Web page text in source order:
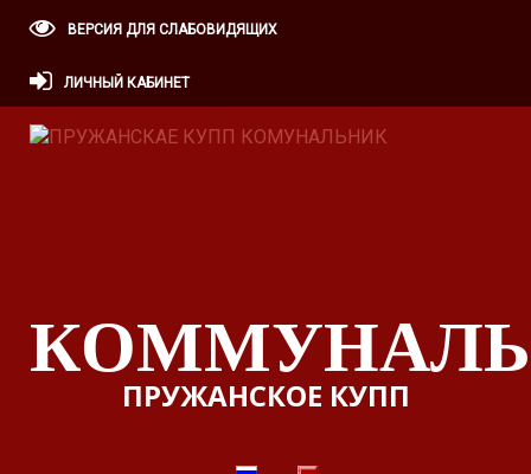
ВЕРСИЯ ДЛЯ СЛАБОВИДЯЩИХ
ЛИЧНЫЙ КАБИНЕТ
ПРУЖАНСКОЕ КУПП